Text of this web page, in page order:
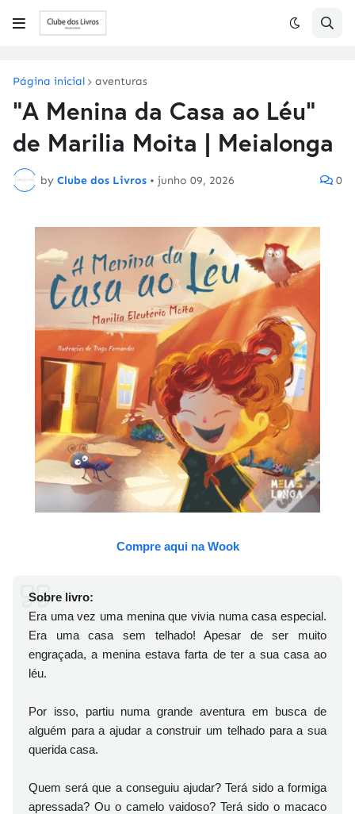
Página inicial aventuras
"A Menina da Casa ao Léu"
de Marilia Moita | Meialonga
by Clube dos Livros • junho 09, 2026 0
Compre aqui na Wook
Sobre livro:
Era uma vez uma menina que vivia numa casa especial.
Era uma casa sem telhado! Apesar de ser muito
engraçada, a menina estava farta de ter a sua casa ao
léu.
Por isso, partiu numa grande aventura em busca de
alguém para a ajudar a construir um telhado para a sua
querida casa.
Quem será que a conseguiu ajudar? Terá sido a formiga
apressada? Ou o camelo vaidoso? Terá sido o macaco